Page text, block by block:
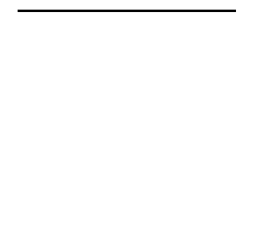
Fill Out the Form. We Will Get Back to